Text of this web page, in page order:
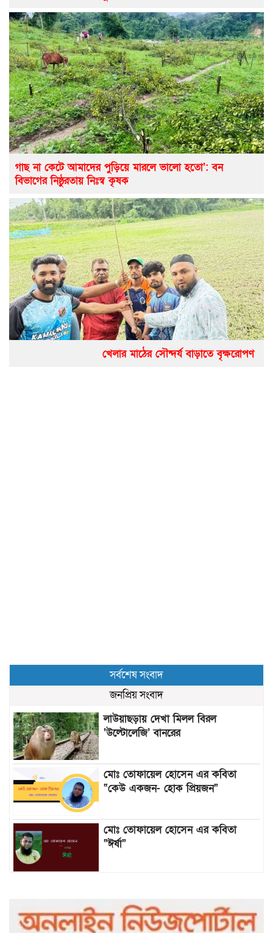
গাছ না কেটে আমাদের পুড়িয়ে মারলে ভালো হতো’: বন
বিভাগের নিষ্ঠুরতায় নিঃস্ব কৃষক
খেলার মাঠের সৌন্দর্য বাড়াতে বৃক্ষরোপণ
সর্বশেষ সংবাদ
জনপ্রিয় সংবাদ
লাউয়াছড়ায় দেখা মিলল বিরল
‘উল্টোলেজি’ বানরের
মোঃ তোফায়েল হোসেন এর কবিতা
“কেউ একজন- হোক প্রিয়জন”
মোঃ তোফায়েল হোসেন এর কবিতা
“ঈর্ষা”
আটকে পড়া ১০ পর্যটককে উদ্ধার করল
পুলিশ ও ফায়ার সার্ভিস